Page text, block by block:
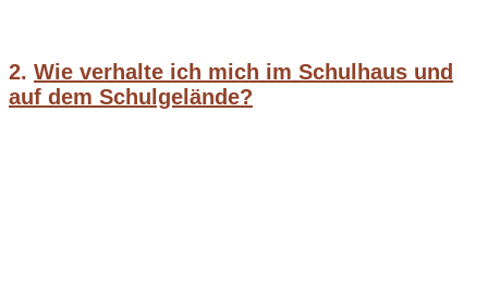
2. Wie verhalte ich mich im Schulhaus und
auf dem Schulgelände?